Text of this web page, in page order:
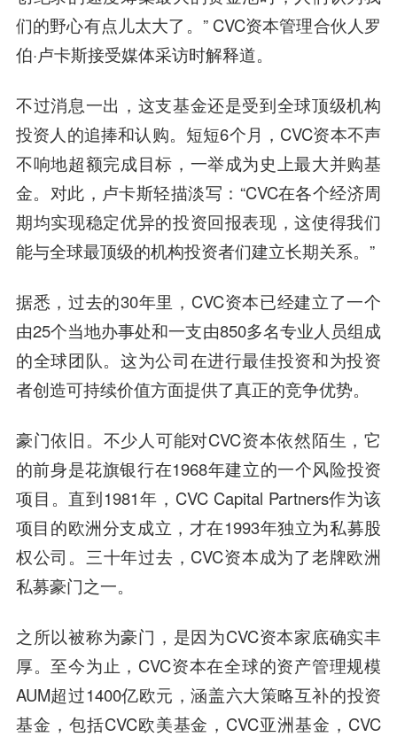
们的野心有点儿太大了。” CVC资本管理合伙人罗
伯·卢卡斯接受媒体采访时解释道。
不过消息一出，这支基金还是受到全球顶级机构
投资人的追捧和认购。短短6个月，CVC资本不声
不响地超额完成目标，一举成为史上最大并购基
金。对此，卢卡斯轻描淡写：“CVC在各个经济周
期均实现稳定优异的投资回报表现，这使得我们
能与全球最顶级的机构投资者们建立长期关系。”
据悉，过去的30年里，CVC资本已经建立了一个
由25个当地办事处和一支由850多名专业人员组成
的全球团队。这为公司在进行最佳投资和为投资
者创造可持续价值方面提供了真正的竞争优势。
豪门依旧。不少人可能对CVC资本依然陌生，它
的前身是花旗银行在1968年建立的一个风险投资
项目。直到1981年，CVC Capital Partners作为该
项目的欧洲分支成立，才在1993年独立为私募股
权公司。三十年过去，CVC资本成为了老牌欧洲
私募豪门之一。
之所以被称为豪门，是因为CVC资本家底确实丰
厚。至今为止，CVC资本在全球的资产管理规模
AUM超过1400亿欧元，涵盖六大策略互补的投资
基金，包括CVC欧美基金，CVC亚洲基金，CVC